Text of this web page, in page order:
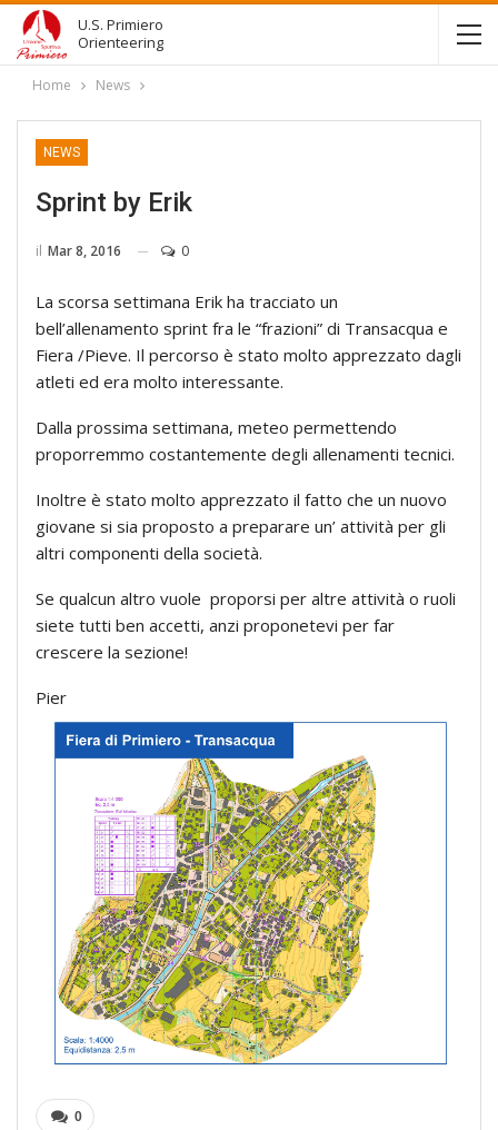
U.S. Primiero
Orienteering
Home News
NEWS
Sprint by Erik
il Mar 8, 2016 0
La scorsa settimana Erik ha tracciato un
bell’allenamento sprint fra le “frazioni” di Transacqua e
Fiera /Pieve. Il percorso è stato molto apprezzato dagli
atleti ed era molto interessante.
Dalla prossima settimana, meteo permettendo
proporremmo costantemente degli allenamenti tecnici.
Inoltre è stato molto apprezzato il fatto che un nuovo
giovane si sia proposto a preparare un’ attività per gli
altri componenti della società.
Se qualcun altro vuole proporsi per altre attività o ruoli
siete tutti ben accetti, anzi proponetevi per far
crescere la sezione!
Pier
0